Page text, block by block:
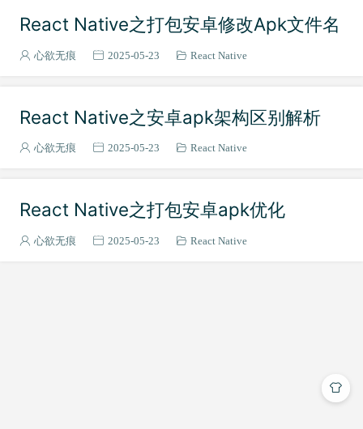
React Native之打包安卓修改Apk文件名
心欲无痕 2025-05-23 React Native
React Native之安卓apk架构区别解析
心欲无痕 2025-05-23 React Native
React Native之打包安卓apk优化
心欲无痕 2025-05-23 React Native